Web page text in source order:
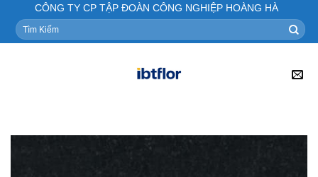
content
CÔNG TY CP TẬP ĐOÀN CÔNG NGHIỆP HOÀNG HÀ
Tìm
kiếm: